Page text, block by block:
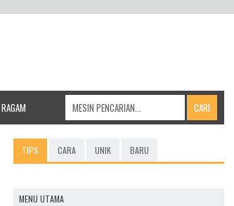
RAGAM
TIPS CARA UNIK BARU
MENU UTAMA